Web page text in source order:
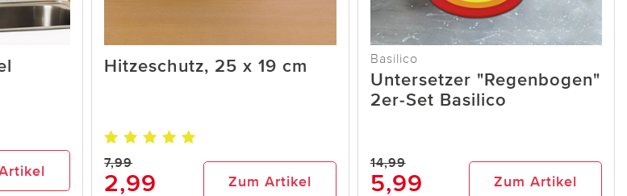
Hitzeschutz, 25 x 19 cm
7,99
2,99 Zum Artikel
Basilico
Untersetzer "Regenbogen"
2er-Set Basilico
14,99
5,99 Zum Artikel